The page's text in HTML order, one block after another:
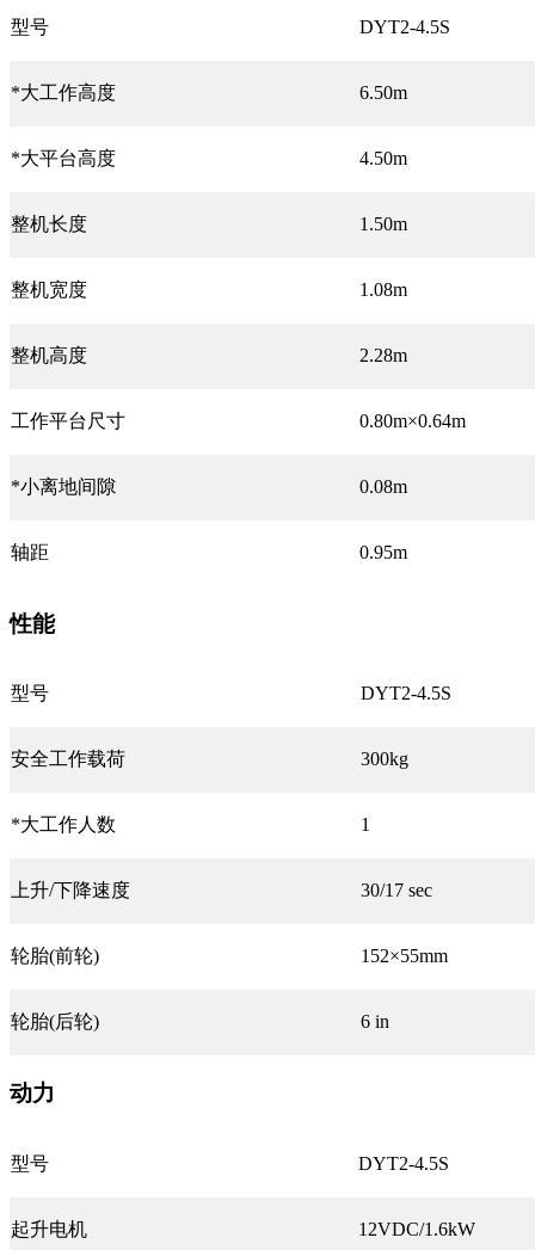
型号 DYT2-4.5S
*大工作高度 6.50m
*大平台高度 4.50m
整机长度 1.50m
整机宽度 1.08m
整机高度 2.28m
工作平台尺寸 0.80m×0.64m
*小离地间隙 0.08m
轴距 0.95m
性能
型号 DYT2-4.5S
安全工作载荷 300kg
*大工作人数 1
上升/下降速度 30/17 sec
轮胎(前轮) 152×55mm
轮胎(后轮) 6 in
动力
型号 DYT2-4.5S
起升电机 12VDC/1.6kW